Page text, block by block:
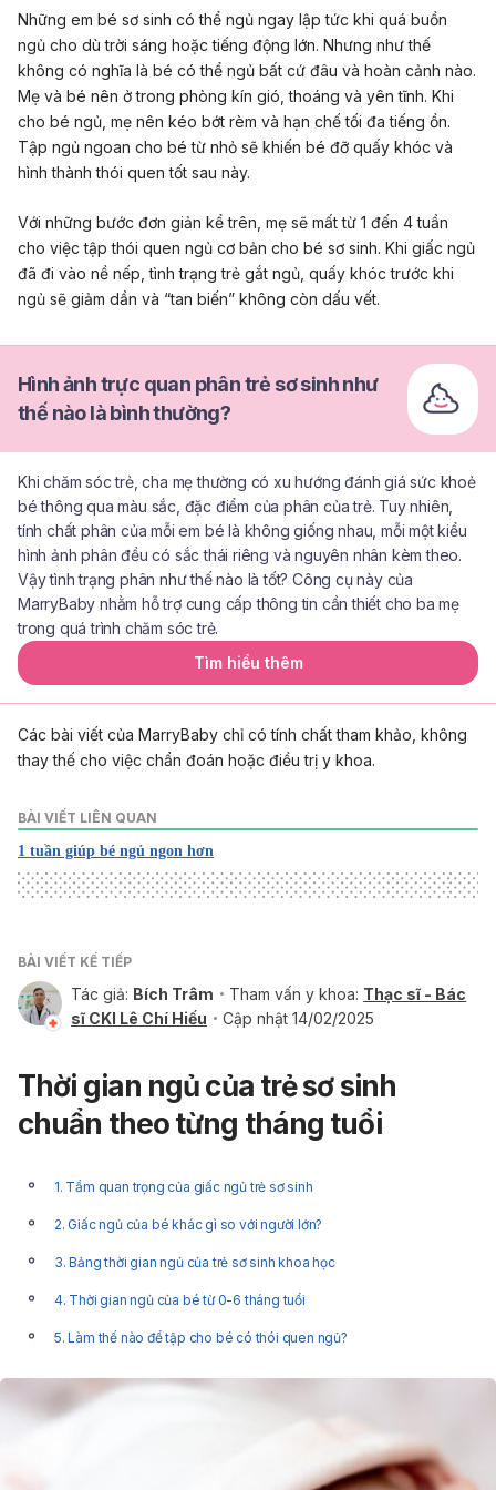
Những em bé sơ sinh có thể ngủ ngay lập tức khi quá buồn
ngủ cho dù trời sáng hoặc tiếng động lớn. Nhưng như thế
không có nghĩa là bé có thể ngủ bất cứ đâu và hoàn cảnh nào.
Mẹ và bé nên ở trong phòng kín gió, thoáng và yên tĩnh. Khi
cho bé ngủ, mẹ nên kéo bớt rèm và hạn chế tối đa tiếng ồn.
Tập ngủ ngoan cho bé từ nhỏ sẽ khiến bé đỡ quấy khóc và
hình thành thói quen tốt sau này.
Với những bước đơn giản kể trên, mẹ sẽ mất từ 1 đến 4 tuần
cho việc tập thói quen ngủ cơ bản cho bé sơ sinh. Khi giấc ngủ
đã đi vào nề nếp, tình trạng trẻ gắt ngủ, quấy khóc trước khi
ngủ sẽ giảm dần và “tan biến” không còn dấu vết.
Hình ảnh trực quan phân trẻ sơ sinh như
thế nào là bình thường?
Khi chăm sóc trẻ, cha mẹ thường có xu hướng đánh giá sức khoẻ
bé thông qua màu sắc, đặc điểm của phân của trẻ. Tuy nhiên,
tính chất phân của mỗi em bé là không giống nhau, mỗi một kiểu
hình ảnh phân đều có sắc thái riêng và nguyên nhân kèm theo.
Vậy tình trạng phân như thế nào là tốt? Công cụ này của
MarryBaby nhằm hỗ trợ cung cấp thông tin cần thiết cho ba mẹ
trong quá trình chăm sóc trẻ.
Tìm hiểu thêm
Các bài viết của MarryBaby chỉ có tính chất tham khảo, không
thay thế cho việc chẩn đoán hoặc điều trị y khoa.
BÀI VIẾT LIÊN QUAN
1 tuần giúp bé ngủ ngon hơn
BÀI VIẾT KẾ TIẾP
Tác giả: Bích Trâm Tham vấn y khoa: Thạc sĩ - Bác
sĩ CKI Lê Chí Hiếu
Cập nhật 14/02/2025
Thời gian ngủ của trẻ sơ sinh
chuẩn theo từng tháng tuổi
1. Tầm quan trọng của giấc ngủ trẻ sơ sinh
2. Giấc ngủ của bé khác gì so với người lớn?
3. Bảng thời gian ngủ của trẻ sơ sinh khoa học
4. Thời gian ngủ của bé từ 0-6 tháng tuổi
5. Làm thế nào để tập cho bé có thói quen ngủ?